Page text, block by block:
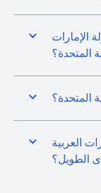
الإمارات
المتحدة؟
المتحدة؟
العربية
الطويل؟